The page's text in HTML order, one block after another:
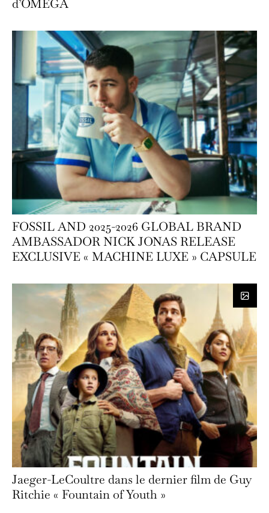
d’OMEGA
FOSSIL AND 2025-2026 GLOBAL BRAND
AMBASSADOR NICK JONAS RELEASE
EXCLUSIVE « MACHINE LUXE » CAPSULE
Jaeger-LeCoultre dans le dernier film de Guy
Ritchie « Fountain of Youth »